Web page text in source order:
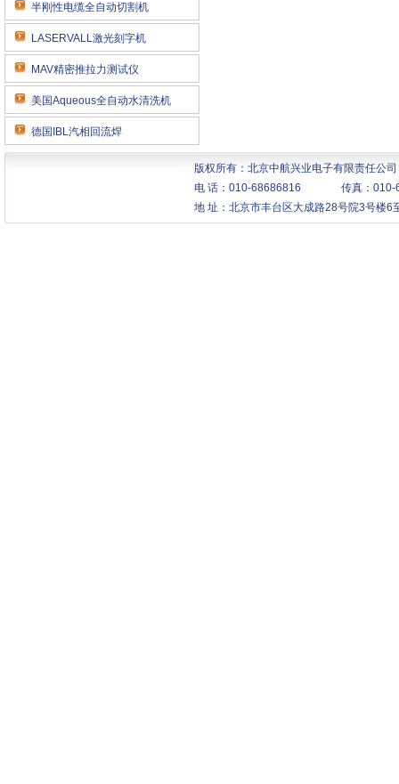
半刚性电缆全自动切割机
LASERVALL激光刻字机
MAV精密推拉力测试仪
美国Aqueous全自动水清洗机
德国IBL汽相回流焊
版权所有：北京中航兴业电子有限责任公
电 话：010-68686816 传真：
地 址：北京市丰台区大成路28号院